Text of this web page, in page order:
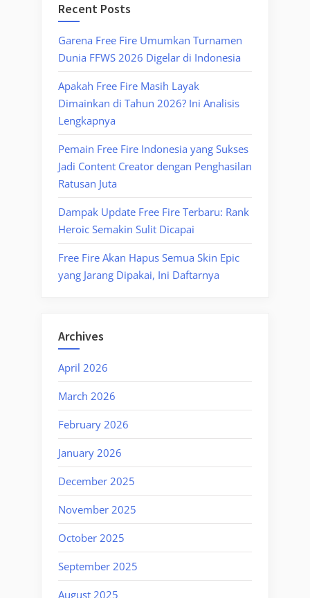
Recent Posts
Garena Free Fire Umumkan Turnamen
Dunia FFWS 2026 Digelar di Indonesia
Apakah Free Fire Masih Layak
Dimainkan di Tahun 2026? Ini Analisis
Lengkapnya
Pemain Free Fire Indonesia yang Sukses
Jadi Content Creator dengan Penghasilan
Ratusan Juta
Dampak Update Free Fire Terbaru: Rank
Heroic Semakin Sulit Dicapai
Free Fire Akan Hapus Semua Skin Epic
yang Jarang Dipakai, Ini Daftarnya
Archives
April 2026
March 2026
February 2026
January 2026
December 2025
November 2025
October 2025
September 2025
August 2025